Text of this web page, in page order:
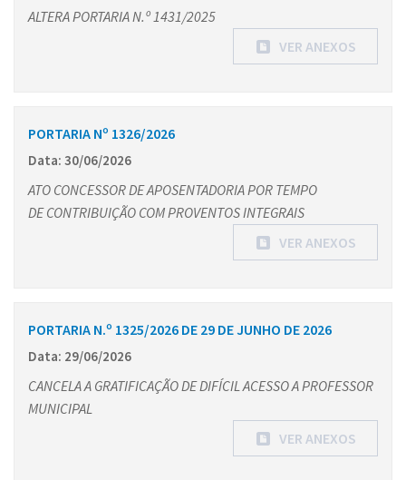
ALTERA PORTARIA N.º 1431/2025
VER ANEXOS
PORTARIA Nº 1326/2026
Data: 30/06/2026
ATO CONCESSOR DE APOSENTADORIA POR TEMPO
DE CONTRIBUIÇÃO COM PROVENTOS INTEGRAIS
VER ANEXOS
PORTARIA N.º 1325/2026 DE 29 DE JUNHO DE 2026
Data: 29/06/2026
CANCELA A GRATIFICAÇÃO DE DIFÍCIL ACESSO A PROFESSOR
MUNICIPAL
VER ANEXOS